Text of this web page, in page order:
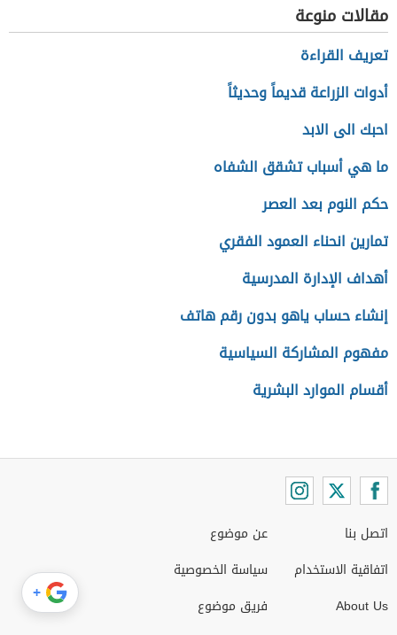
مقالات منوعة
تعريف القراءة
أدوات الزراعة قديماً وحديثاً
احبك الى الابد
ما هي أسباب تشقق الشفاه
حكم النوم بعد العصر
تمارين انحناء العمود الفقري
أهداف الإدارة المدرسية
إنشاء حساب ياهو بدون رقم هاتف
مفهوم المشاركة السياسية
أقسام الموارد البشرية
اتصل بنا
اتفاقية الاستخدام
About Us
عن موضوع
سياسة الخصوصية
فريق موضوع
+